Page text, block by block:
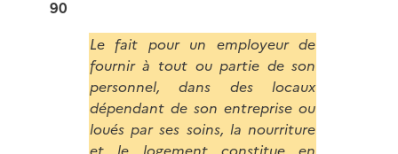
90
Le fait pour un employeur de
fournir à tout ou partie de son
personnel, dans des locaux
dépendant de son entreprise ou
loués par ses soins, la nourriture